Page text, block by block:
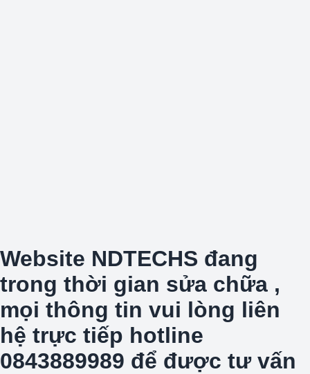
Website NDTECHS đang
trong thời gian sửa chữa ,
mọi thông tin vui lòng liên
hệ trực tiếp hotline
0843889989 để được tư vấn